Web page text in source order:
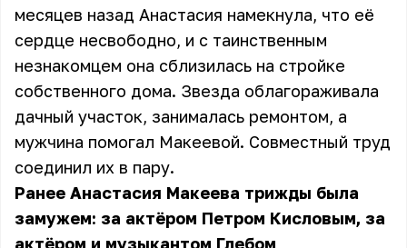
месяцев назад Анастасия намекнула, что её
сердце несвободно, и с таинственным
незнакомцем она сблизилась на стройке
собственного дома. Звезда облагораживала
дачный участок, занималась ремонтом, а
мужчина помогал Макеевой. Совместный труд
соединил их в пару.
Ранее Анастасия Макеева трижды была
замужем: за актёром Петром Кисловым, за
актёром и музыкантом Глебом